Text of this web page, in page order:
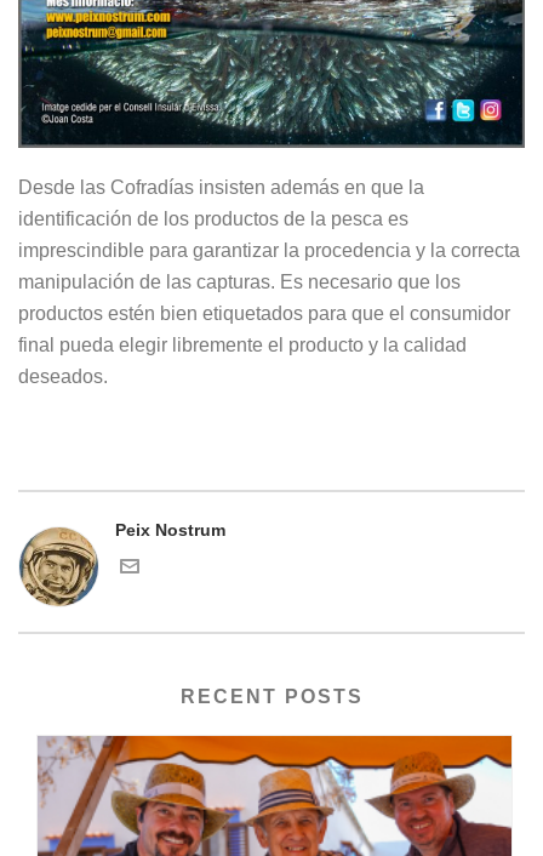
Desde las Cofradías insisten además en que la
identificación de los productos de la pesca es
imprescindible para garantizar la procedencia y la correcta
manipulación de las capturas. Es necesario que los
productos estén bien etiquetados para que el consumidor
final pueda elegir libremente el producto y la calidad
deseados.
Peix Nostrum
RECENT POSTS